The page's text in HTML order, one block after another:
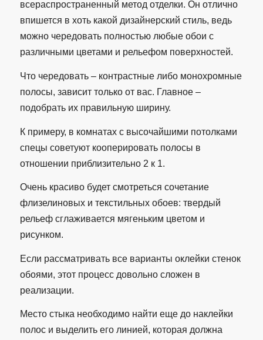
всераспространенный метод отделки. Он отлично
впишется в хоть какой дизайнерский стиль, ведь
можно чередовать полностью любые обои с
различными цветами и рельефом поверхностей.
Что чередовать – контрастные либо монохромные
полосы, зависит только от вас. Главное –
подобрать их правильную ширину.
К примеру, в комнатах с высочайшими потолками
спецы советуют кооперировать полосы в
отношении приблизительно 2 к 1.
Очень красиво будет смотреться сочетание
флизелиновых и текстильных обоев: твердый
рельеф сглаживается мягеньким цветом и
рисунком.
Если рассматривать все варианты оклейки стенок
обоями, этот процесс довольно сложен в
реализации.
Место стыка необходимо найти еще до наклейки
полос и выделить его линией, которая должна